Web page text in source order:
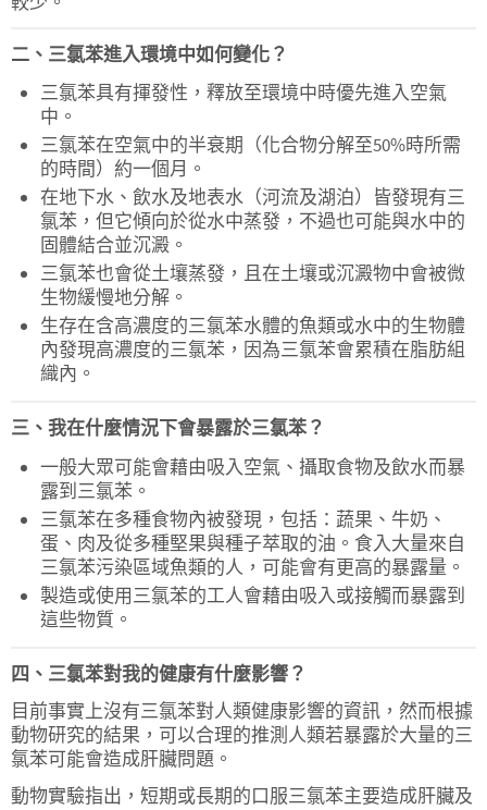
二、三氯苯進入環境中如何變化？
三氯苯具有揮發性，釋放至環境中時優先進入空氣
中。
三氯苯在空氣中的半衰期（化合物分解至50%時所需
的時間）約一個月。
在地下水、飲水及地表水（河流及湖泊）皆發現有三
氯苯，但它傾向於從水中蒸發，不過也可能與水中的
固體結合並沉澱。
三氯苯也會從土壤蒸發，且在土壤或沉澱物中會被微
生物緩慢地分解。
生存在含高濃度的三氯苯水體的魚類或水中的生物體
內發現高濃度的三氯苯，因為三氯苯會累積在脂肪組
織內。
三、我在什麼情況下會暴露於三氯苯？
一般大眾可能會藉由吸入空氣、攝取食物及飲水而暴
露到三氯苯。
三氯苯在多種食物內被發現，包括：蔬果、牛奶、
蛋、肉及從多種堅果與種子萃取的油。食入大量來自
三氯苯污染區域魚類的人，可能會有更高的暴露量。
製造或使用三氯苯的工人會藉由吸入或接觸而暴露到
這些物質。
四、三氯苯對我的健康有什麼影響？
目前事實上沒有三氯苯對人類健康影響的資訊，然而根據
動物研究的結果，可以合理的推測人類若暴露於大量的三
氯苯可能會造成肝臟問題。
動物實驗指出，短期或長期的口服三氯苯主要造成肝臟及